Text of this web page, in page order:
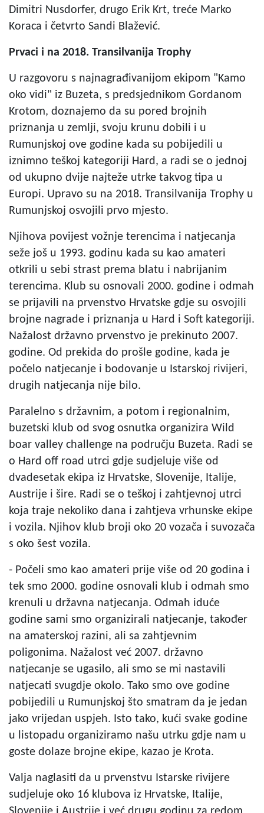
Dimitri Nusdorfer, drugo Erik Krt, treće Marko
Koraca i četvrto Sandi Blažević.
Prvaci i na 2018. Transilvanija Trophy
U razgovoru s najnagrađivanijom ekipom "Kamo
oko vidi" iz Buzeta, s predsjednikom Gordanom
Krotom, doznajemo da su pored brojnih
priznanja u zemlji, svoju krunu dobili i u
Rumunjskoj ove godine kada su pobijedili u
iznimno teškoj kategoriji Hard, a radi se o jednoj
od ukupno dvije najteže utrke takvog tipa u
Europi. Upravo su na 2018. Transilvanija Trophy u
Rumunjskoj osvojili prvo mjesto.
Njihova povijest vožnje terencima i natjecanja
seže još u 1993. godinu kada su kao amateri
otkrili u sebi strast prema blatu i nabrijanim
terencima. Klub su osnovali 2000. godine i odmah
se prijavili na prvenstvo Hrvatske gdje su osvojili
brojne nagrade i priznanja u Hard i Soft kategoriji.
Nažalost državno prvenstvo je prekinuto 2007.
godine. Od prekida do prošle godine, kada je
počelo natjecanje i bodovanje u Istarskoj rivijeri,
drugih natjecanja nije bilo.
Paralelno s državnim, a potom i regionalnim,
buzetski klub od svog osnutka organizira Wild
boar valley challenge na području Buzeta. Radi se
o Hard off road utrci gdje sudjeluje više od
dvadesetak ekipa iz Hrvatske, Slovenije, Italije,
Austrije i šire. Radi se o teškoj i zahtjevnoj utrci
koja traje nekoliko dana i zahtjeva vrhunske ekipe
i vozila. Njihov klub broji oko 20 vozača i suvozača
s oko šest vozila.
- Počeli smo kao amateri prije više od 20 godina i
tek smo 2000. godine osnovali klub i odmah smo
krenuli u državna natjecanja. Odmah iduće
godine sami smo organizirali natjecanje, također
na amaterskoj razini, ali sa zahtjevnim
poligonima. Nažalost već 2007. državno
natjecanje se ugasilo, ali smo se mi nastavili
natjecati svugdje okolo. Tako smo ove godine
pobijedili u Rumunjskoj što smatram da je jedan
jako vrijedan uspjeh. Isto tako, kući svake godine
u listopadu organiziramo našu utrku gdje nam u
goste dolaze brojne ekipe, kazao je Krota.
Valja naglasiti da u prvenstvu Istarske rivijere
sudjeluje oko 16 klubova iz Hrvatske, Italije,